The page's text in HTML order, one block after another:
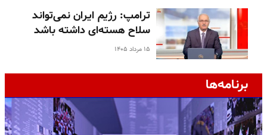
ترامپ: رژیم ایران نمی‌تواند
سلاح هسته‌ای داشته باشد
۱۵ مرداد ۱۴۰۵
برنامه‌ها